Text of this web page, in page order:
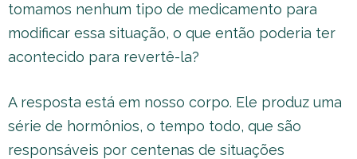
tomamos nenhum tipo de medicamento para
modificar essa situação, o que então poderia ter
acontecido para revertê-la?
A resposta está em nosso corpo. Ele produz uma
série de hormônios, o tempo todo, que são
responsáveis por centenas de situações